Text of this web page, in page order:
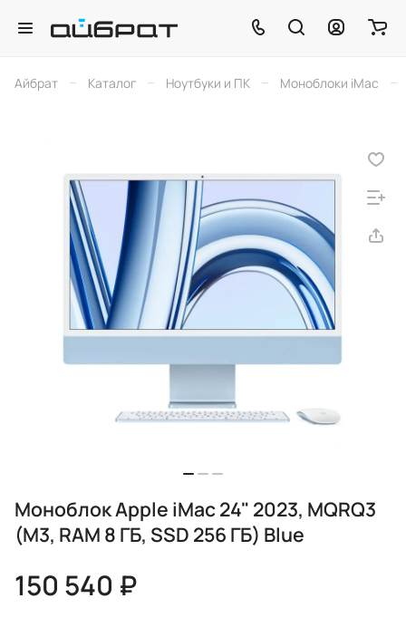
Айбрат – Каталог – Ноутбуки и ПК – Моноблоки iMac –
Моноблок Apple iMac 24" 2023, MQRQ3
(M3, RAM 8 ГБ, SSD 256 ГБ) Blue
150 540 ₽